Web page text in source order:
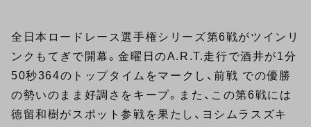
全日本ロードレース選手権シリーズ第6戦がツインリ
ンクもてぎで開幕。金曜日のA.R.T.走行で酒井が1分
50秒364のトップタイムをマークし、前戦 での優勝
の勢いのまま好調さをキープ。また、この第6戦には
徳留和樹がスポット参戦を果たし、ヨシムラスズキ